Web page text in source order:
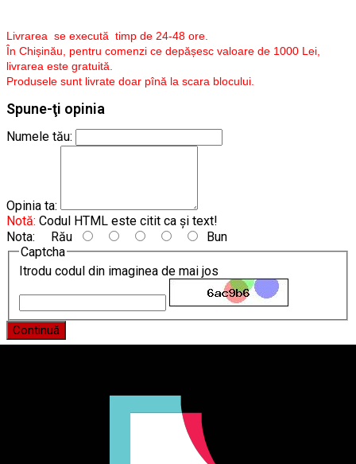
Livrarea se execută timp de 24-48 ore.
În Chișinău, pentru comenzi ce depășesc valoare de 1000 Lei,
livrarea este gratuită.
Produsele sunt livrate doar pînă la scara blocului.
Spune-ţi opinia
Numele tău:
Opinia ta:
Notă: Codul HTML este citit ca şi text!
Nota: Rău
Bun
Captcha
Itrodu codul din imaginea de mai jos
Continuă